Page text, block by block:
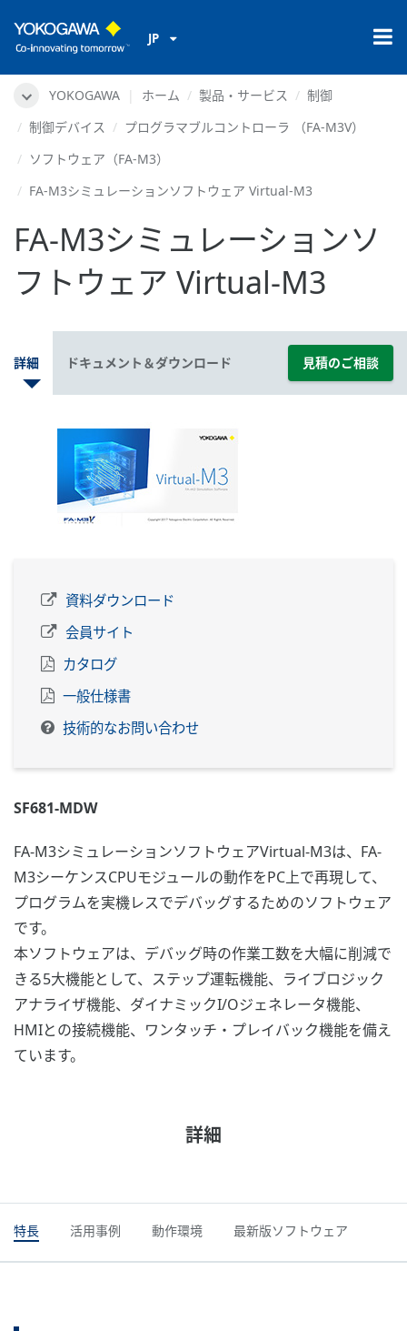
JP
YOKOGAWA ホーム 製品・サービス
制御
制御デバイス
プログラマブルコントローラ （FA-M3V）
ソフトウェア（FA-M3）
FA-M3シミュレーションソフトウェア Virtual-M3
FA-M3シミュレーションソ
フトウェア Virtual-M3
詳細 ドキュメント＆ダウンロード 見積のご相談
資料ダウンロード
会員サイト
カタログ
一般仕様書
技術的なお問い合わせ
SF681-MDW
FA-M3シミュレーションソフトウェアVirtual-M3は、FA-
M3シーケンスCPUモジュールの動作をPC上で再現して、
プログラムを実機レスでデバッグするためのソフトウェア
です。
本ソフトウェアは、デバッグ時の作業工数を大幅に削減で
きる5大機能として、ステップ運転機能、ライブロジック
アナライザ機能、ダイナミックI/Oジェネレータ機能、
HMIとの接続機能、ワンタッチ・プレイバック機能を備え
ています。
詳細
特長 活用事例 動作環境 最新版ソフトウェア